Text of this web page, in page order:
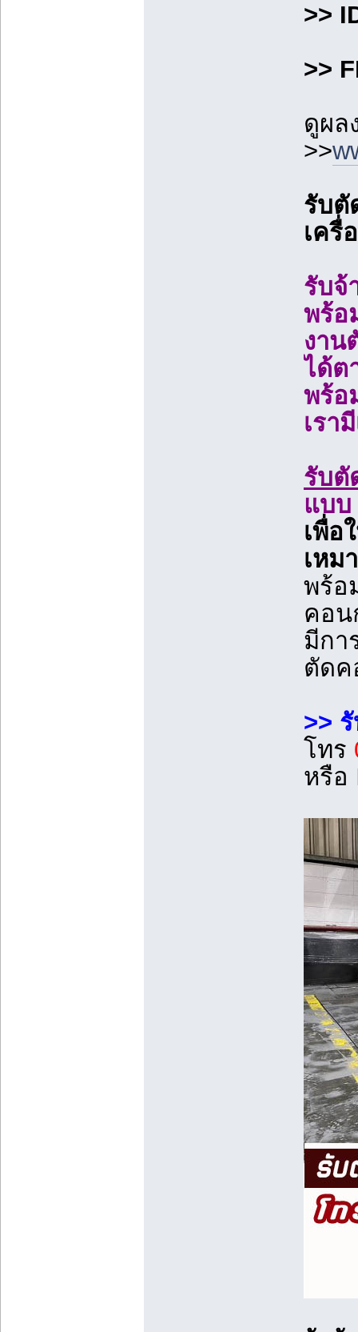
>>
>>
ดูผล
>>
รับตั
เครื่
รับจ้
พร้อ
งาน
ได้ต
พร้อ
เรา
รับตั
แบบ
เพื่อ
เหม
พร้อ
คอน
มีกา
ตัดค
>>
โทร
หรือ